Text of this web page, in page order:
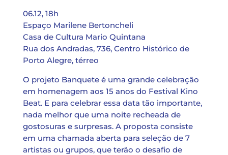
06.12, 18h
Espaço Marilene Bertoncheli
Casa de Cultura Mario Quintana
Rua dos Andradas, 736, Centro Histórico de
Porto Alegre, térreo
O projeto Banquete é uma grande celebração
em homenagem aos 15 anos do Festival Kino
Beat. E para celebrar essa data tão importante,
nada melhor que uma noite recheada de
gostosuras e surpresas. A proposta consiste
em uma chamada aberta para seleção de 7
artistas ou grupos, que terão o desafio de